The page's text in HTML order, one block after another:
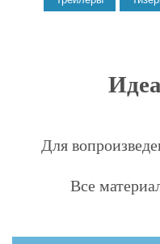
Для
Все